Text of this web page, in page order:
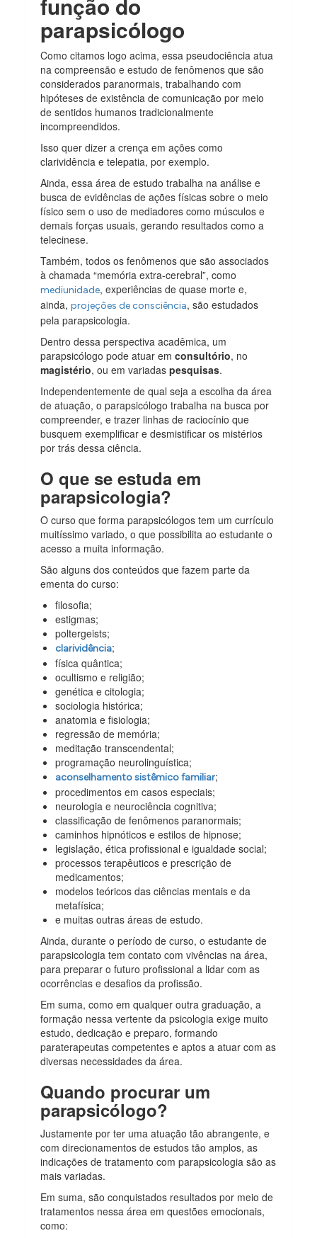
parapsicólogo
Como citamos logo acima, essa pseudociência atua
na compreensão e estudo de fenômenos que são
considerados paranormais, trabalhando com
hipóteses de existência de comunicação por meio
de sentidos humanos tradicionalmente
incompreendidos.
Isso quer dizer a crença em ações como
clarividência e telepatia, por exemplo.
Ainda, essa área de estudo trabalha na análise e
busca de evidências de ações físicas sobre o meio
físico sem o uso de mediadores como músculos e
demais forças usuais, gerando resultados como a
telecinese.
Também, todos os fenômenos que são associados
à chamada “memória extra-cerebral”, como
mediunidade, experiências de quase morte e,
ainda,projeções de consciência, são estudados
pela parapsicologia.
Dentro dessa perspectiva acadêmica, um
parapsicólogo pode atuar emconsultório, no
magistério, ou em variadaspesquisas.
Independentemente de qual seja a escolha da área
de atuação, o parapsicólogo trabalha na busca por
compreender, e trazer linhas de raciocínio que
busquem exemplificar e desmistificar os mistérios
por trás dessa ciência.
O que se estuda em
parapsicologia?
O curso que forma parapsicólogos tem um currículo
muitíssimo variado, o que possibilita ao estudante o
acesso a muita informação.
São alguns dos conteúdos que fazem parte da
ementa do curso:
filosofia;
estigmas;
poltergeists;
clarividência;
física quântica;
ocultismo e religião;
genética e citologia;
sociologia histórica;
anatomia e fisiologia;
regressão de memória;
meditação transcendental;
programação neurolinguística;
aconselhamento sistêmico familiar;
procedimentos em casos especiais;
neurologia e neurociência cognitiva;
classificação de fenômenos paranormais;
caminhos hipnóticos e estilos de hipnose;
legislação, ética profissional e igualdade social;
processos terapêuticos e prescrição de
medicamentos;
modelos teóricos das ciências mentais e da
metafísica;
e muitas outras áreas de estudo.
Ainda, durante o período de curso, o estudante de
parapsicologia tem contato com vivências na área,
para preparar o futuro profissional a lidar com as
ocorrências e desafios da profissão.
Em suma, como em qualquer outra graduação, a
formação nessa vertente da psicologia exige muito
estudo, dedicação e preparo, formando
paraterapeutas competentes e aptos a atuar com as
diversas necessidades da área.
Quando procurar um
parapsicólogo?
Justamente por ter uma atuação tão abrangente, e
com direcionamentos de estudos tão amplos, as
indicações de tratamento com parapsicologia são as
mais variadas.
Em suma, são conquistados resultados por meio de
tratamentos nessa área em questões emocionais,
como: